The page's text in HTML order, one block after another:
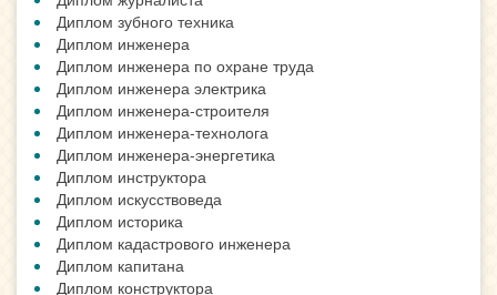
Диплом зубного техника
Диплом инженера
Диплом инженера по охране труда
Диплом инженера электрика
Диплом инженера-строителя
Диплом инженера-технолога
Диплом инженера-энергетика
Диплом инструктора
Диплом искусствоведа
Диплом историка
Диплом кадастрового инженера
Диплом капитана
Диплом конструктора